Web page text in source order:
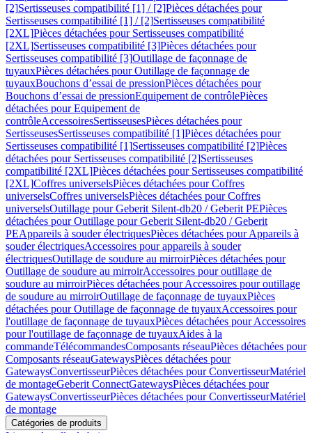
[2]Sertisseuses compatibilité [1] / [2]Pièces détachées pour
Sertisseuses compatibilité [1] / [2]Sertisseuses compatibilité
[2XL]Pièces détachées pour Sertisseuses compatibilité
[2XL]Sertisseuses compatibilité [3]Pièces détachées pour
Sertisseuses compatibilité [3]Outillage de façonnage de
tuyauxPièces détachées pour Outillage de façonnage de
tuyauxBouchons d’essai de pressionPièces détachées pour
Bouchons d’essai de pressionEquipement de contrôlePièces
détachées pour Equipement de
contrôleAccessoiresSertisseusesPièces détachées pour
SertisseusesSertisseuses compatibilité [1]Pièces détachées pour
Sertisseuses compatibilité [1]Sertisseuses compatibilité [2]Pièces
détachées pour Sertisseuses compatibilité [2]Sertisseuses
compatibilité [2XL]Pièces détachées pour Sertisseuses compatibilité
[2XL]Coffres universelsPièces détachées pour Coffres
universelsCoffres universelsPièces détachées pour Coffres
universelsOutillage pour Geberit Silent-db20 / Geberit PEPièces
détachées pour Outillage pour Geberit Silent-db20 / Geberit
PEAppareils à souder électriquesPièces détachées pour Appareils à
souder électriquesAccessoires pour appareils à souder
électriquesOutillage de soudure au mirroirPièces détachées pour
Outillage de soudure au mirroirAccessoires pour outillage de
soudure au mirroirPièces détachées pour Accessoires pour outillage
de soudure au mirroirOutillage de façonnage de tuyauxPièces
détachées pour Outillage de façonnage de tuyauxAccessoires pour
l'outillage de façonnage de tuyauxPièces détachées pour Accessoires
pour l'outillage de façonnage de tuyauxAides à la
commandeTélécommandesComposants réseauPièces détachées pour
Composants réseauGatewaysPièces détachées pour
GatewaysConvertisseurPièces détachées pour ConvertisseurMatériel
de montageGeberit ConnectGatewaysPièces détachées pour
GatewaysConvertisseurPièces détachées pour ConvertisseurMatériel
de montage
Catégories de produits